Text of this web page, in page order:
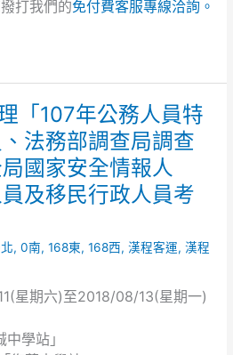
打我們的免付費客服專線洽詢。
「107年公務人員特
法務部調查局調查
國家安全情報人
及移民行政人員考
,0南,168東,168西,漢程客運,漢程
星期六)至2018/08/13(星期一)
中學站」